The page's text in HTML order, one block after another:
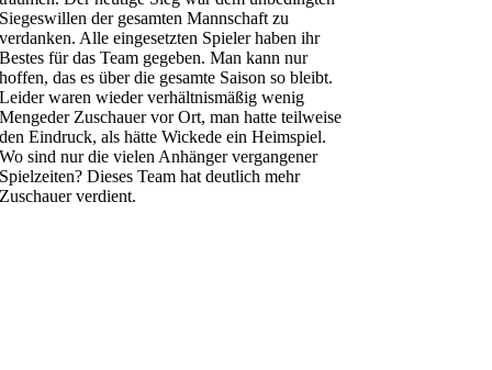
Siegeswillen der gesamten Mannschaft zu
verdanken. Alle eingesetzten Spieler haben ihr
Bestes für das Team gegeben. Man kann nur
hoffen, das es über die gesamte Saison so bleibt.
Leider waren wieder verhältnismäßig wenig
Mengeder Zuschauer vor Ort, man hatte teilweise
den Eindruck, als hätte Wickede ein Heimspiel.
Wo sind nur die vielen Anhänger vergangener
Spielzeiten? Dieses Team hat deutlich mehr
Zuschauer verdient.